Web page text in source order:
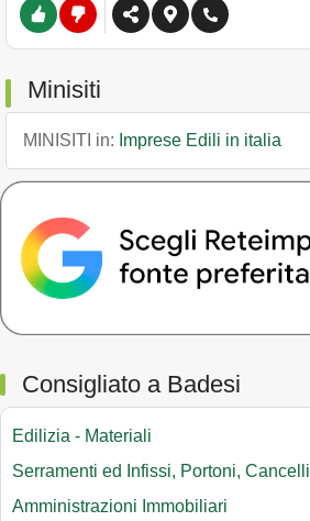
Minisiti
MINISITI in: Imprese Edili in italia
Consigliato a Badesi
Edilizia - Materiali
Serramenti ed Infissi, Portoni, Cancelli
Amministrazioni Immobiliari